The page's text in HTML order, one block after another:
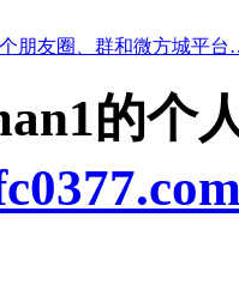
朋友圈、群和微方城平
的个